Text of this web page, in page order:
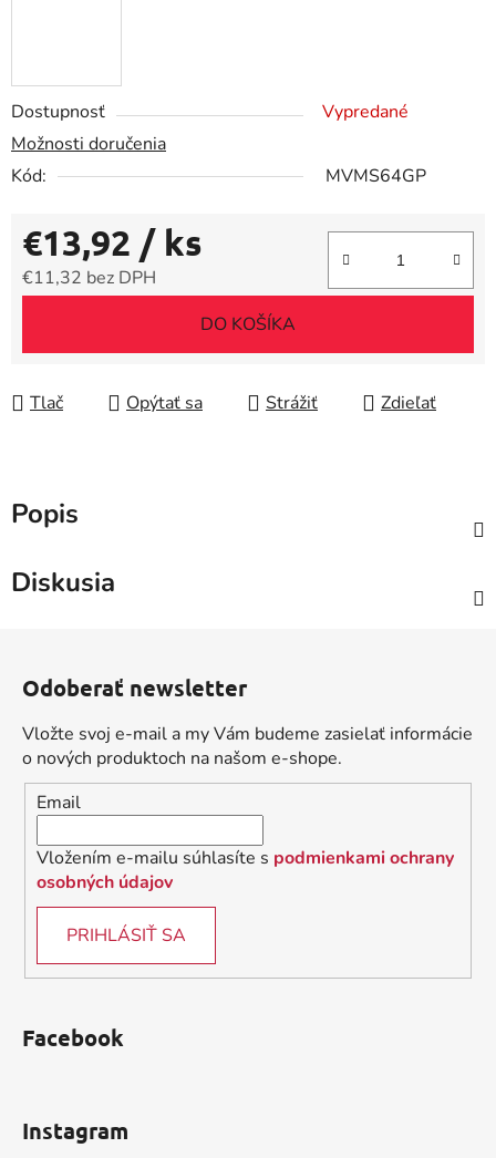
Dostupnosť
Vypredané
Možnosti doručenia
Kód:
MVMS64GP
€13,92 / ks
€11,32 bez DPH
DO KOŠÍKA
Tlač Opýtať sa Strážiť Zdieľať
Popis
Diskusia
Odoberať newsletter
Vložte svoj e-mail a my Vám budeme zasielať informácie
o nových produktoch na našom e-shope.
Email
Vložením e-mailu súhlasíte s podmienkami ochrany
osobných údajov
PRIHLÁSIŤ SA
Facebook
Instagram